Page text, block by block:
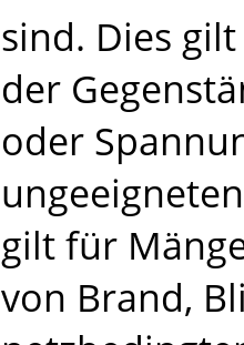
sind. Dies
der
oder
gilt für
von Brand,